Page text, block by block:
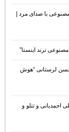
با صدای مرد |
لرستانی “هوش
احمدیانی و تتلو و